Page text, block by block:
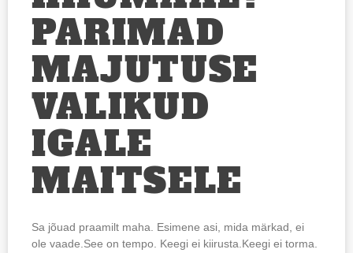
PARIMAD
MAJUTUSE
VALIKUD
IGALE
MAITSELE
Sa jõuad praamilt maha. Esimene asi, mida märkad, ei
ole vaade.See on tempo. Keegi ei kiirusta.Keegi ei torma.